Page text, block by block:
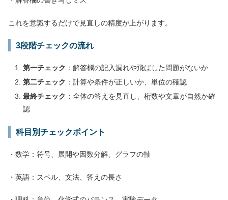
これを意識するだけで見直しの精度が上がります。
3段階チェックの流れ
第一チェック ：解答欄の記入漏れや飛ばした問題がないか
第二チェック ：計算や条件が正しいか、単位の確認
最終チェック ：全体の答えを見直し、桁数や文章が自然か確
認
科目別チェックポイント
・数学：符号、展開や因数分解、グラフの軸
・英語：スペル、文法、答えの長さ